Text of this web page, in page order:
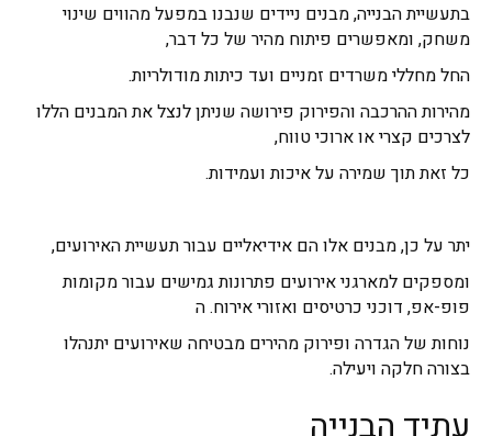
בתעשיית הבנייה, מבנים ניידים שנבנו במפעל מהווים שינוי
משחק, ומאפשרים פיתוח מהיר של כל דבר,
החל מחללי משרדים זמניים ועד כיתות מודולריות.
מהירות ההרכבה והפירוק פירושה שניתן לנצל את המבנים הללו
לצרכים קצרי או ארוכי טווח,
כל זאת תוך שמירה על איכות ועמידות.
יתר על כן, מבנים אלו הם אידיאליים עבור תעשיית האירועים,
ומספקים למארגני אירועים פתרונות גמישים עבור מקומות
פופ-אפ, דוכני כרטיסים ואזורי אירוח. ה
נוחות של הגדרה ופירוק מהירים מבטיחה שאירועים יתנהלו
בצורה חלקה ויעילה.